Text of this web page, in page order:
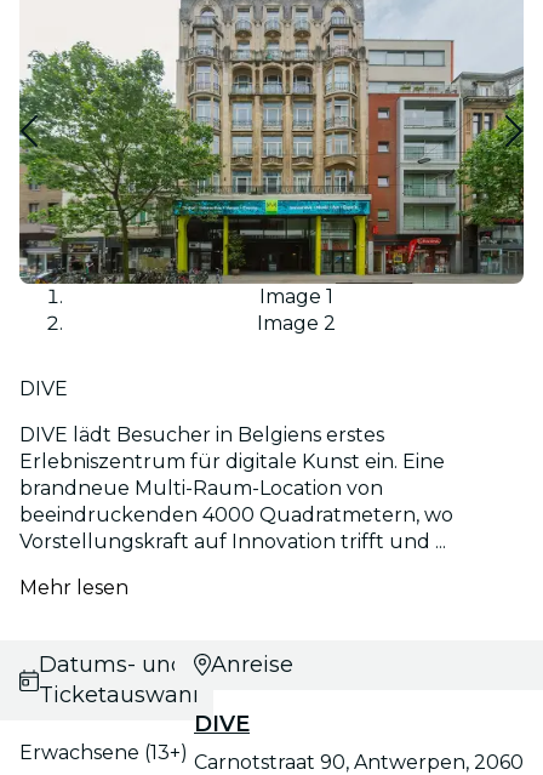
Image 1
Image 2
DIVE
DIVE lädt Besucher in Belgiens erstes
Erlebniszentrum für digitale Kunst ein. Eine
brandneue Multi-Raum-Location von
beeindruckenden 4000 Quadratmetern, wo
Vorstellungskraft auf Innovation trifft und ...
Mehr lesen
Datums- und
Ticketauswahl
Erwachsene (13+)
Anreise
DIVE
Carnotstraat 90, Antwerpen, 2060